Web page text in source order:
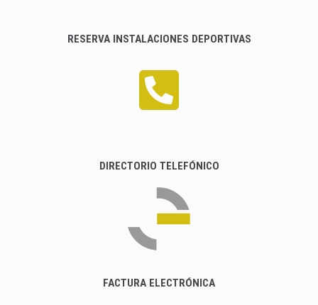
RESERVA INSTALACIONES DEPORTIVAS
DIRECTORIO TELEFÓNICO
FACTURA ELECTRÓNICA